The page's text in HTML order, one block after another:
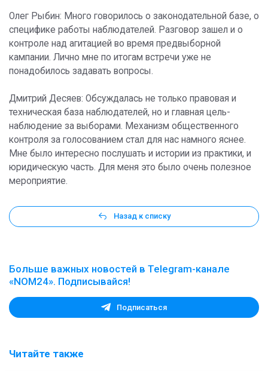
Олег Рыбин: Много говорилось о законодательной базе, о
специфике работы наблюдателей. Разговор зашел и о
контроле над агитацией во время предвыборной
кампании. Лично мне по итогам встречи уже не
понадобилось задавать вопросы.
Дмитрий Десяев: Обсуждалась не только правовая и
техническая база наблюдателей, но и главная цель-
наблюдение за выборами. Механизм общественного
контроля за голосованием стал для нас намного яснее.
Мне было интересно послушать и истории из практики, и
юридическую часть. Для меня это было очень полезное
мероприятие.
Назад к списку
Больше важных новостей в Telegram-канале
«NOM24». Подписывайся!
Подписаться
Читайте также